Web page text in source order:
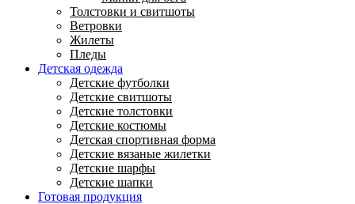
Толстовки и свитшоты
Ветровки
Жилеты
Пледы
Детская одежда
Детские футболки
Детские свитшоты
Детские толстовки
Детские костюмы
Детская спортивная форма
Детские вязаные жилетки
Детские шарфы
Детские шапки
Готовая продукция